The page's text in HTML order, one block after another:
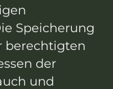
Speicherung
berechtigten
der
und